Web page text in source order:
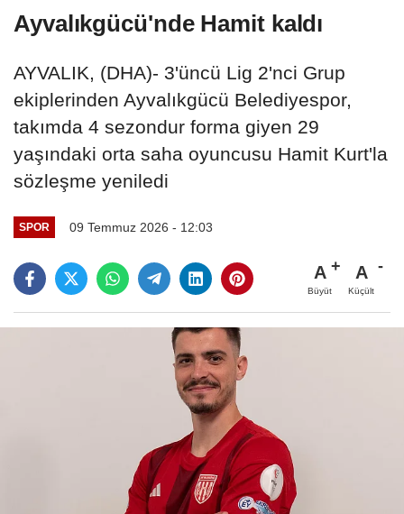
Ayvalıkgücü'nde Hamit kaldı
AYVALIK, (DHA)- 3'üncü Lig 2'nci Grup
ekiplerinden Ayvalıkgücü Belediyespor,
takımda 4 sezondur forma giyen 29
yaşındaki orta saha oyuncusu Hamit Kurt'la
sözleşme yeniledi
SPOR 09 Temmuz 2026 - 12:03
A
Büyüt
A
Küçült